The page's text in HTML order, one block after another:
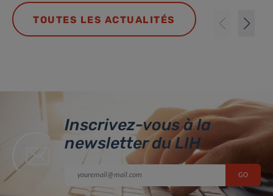
TOUTES LES ACTUALITÉS
Inscrivez-vous à la
newsletter du LIH